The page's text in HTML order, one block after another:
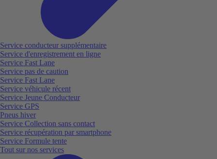
Service conducteur supplémentaire
Service d'enregistrement en ligne
Service Fast Lane
Service pas de caution
Service Fast Lane
Service véhicule récent
Service Jeune Conducteur
Service GPS
Pneus hiver
Service Collection sans contact
Service récupération par smartphone
Service Formule tente
Tout sur nos services